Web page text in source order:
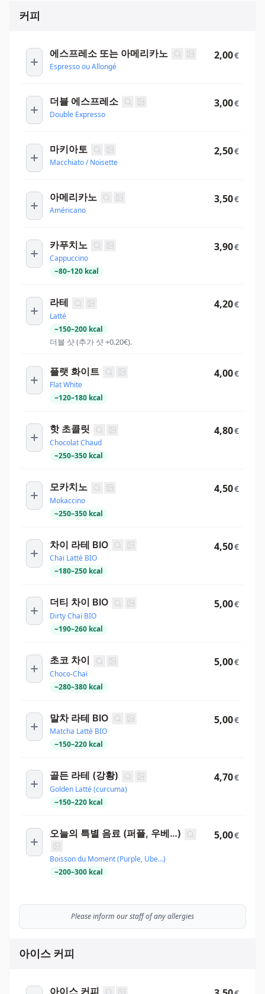
커피
에스프레소 또는 아메리카노
Espresso ou Allongé
2,00€
더블 에스프레소
Double Expresso
3,00€
마키아토
Macchiato / Noisette
2,50€
아메리카노
Américano
3,50€
카푸치노
Cappuccino
~80–120 kcal
3,90€
라테
Latté
~150–200 kcal
더블 샷 (추가 샷 +0.20€).
4,20€
플랫 화이트
Flat White
~120–180 kcal
4,00€
핫 초콜릿
Chocolat Chaud
~250–350 kcal
4,80€
모카치노
Mokaccino
~250–350 kcal
4,50€
차이 라테 BIO
Chaï Latté BIO
~180–250 kcal
4,50€
더티 차이 BIO
Dirty Chaï BIO
~190–260 kcal
5,00€
초코 차이
Choco-Chaï
~280–380 kcal
5,00€
말차 라테 BIO
Matcha Latté BIO
~150–220 kcal
5,00€
골든 라테 (강황)
Golden Latté (curcuma)
~150–220 kcal
4,70€
오늘의 특별 음료 (퍼플, 우베…)
Boisson du Moment (Purple, Ube…)
~200–300 kcal
5,00€
Please inform our staff of any allergies
아이스 커피
아이스 커피